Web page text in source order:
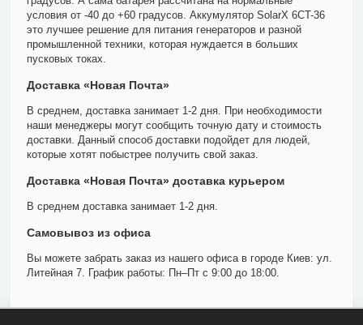
условия от -40 до +60 градусов. Аккумулятор SolarX 6CT-36
это лучшее решение для питания генераторов и разной
промышленной техники, которая нуждается в больших
пусковых токах.
Доставка «Новая Почта»
В среднем, доставка занимает 1-2 дня. При необходимости
наши менеджеры могут сообщить точную дату и стоимость
доставки. Данный способ доставки подойдет для людей,
которые хотят побыстрее получить свой заказ.
Доставка «Новая Почта» доставка курьером
В среднем доставка занимает 1-2 дня.
Самовывоз из офиса
Вы можете забрать заказ из нашего офиса в городе Киев: ул.
Литейная 7. График работы: Пн–Пт с 9:00 до 18:00.